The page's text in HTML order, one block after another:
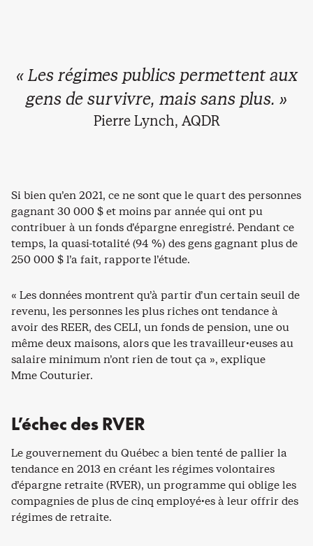
« Les régimes publics permettent aux
gens de survivre, mais sans plus. »
Pierre Lynch, AQDR
Si bien qu’en 2021, ce ne sont que le quart des personnes
gagnant 30 000 $ et moins par année qui ont pu
contribuer à un fonds d’épargne enregistré. Pendant ce
temps, la quasi-totalité (94 %) des gens gagnant plus de
250 000 $ l’a fait, rapporte l’étude.
« Les données montrent qu’à partir d’un certain seuil de
revenu, les personnes les plus riches ont tendance à
avoir des REER, des CELI, un fonds de pension, une ou
même deux maisons, alors que les travailleur·euses au
salaire minimum n’ont rien de tout ça », explique
Mme Couturier.
L’échec des RVER
Le gouvernement du Québec a bien tenté de pallier la
tendance en 2013 en créant les régimes volontaires
d’épargne retraite (RVER), un programme qui oblige les
compagnies de plus de cinq employé·es à leur offrir des
régimes de retraite.